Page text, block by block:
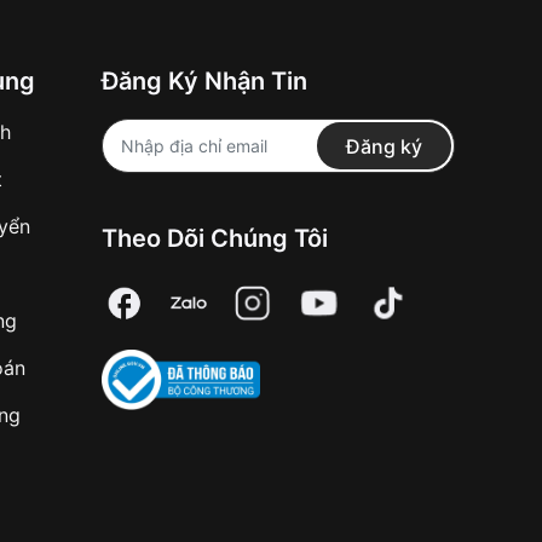
Đăng Ký Nhận Tin
Đăng ký
Theo Dõi Chúng Tôi